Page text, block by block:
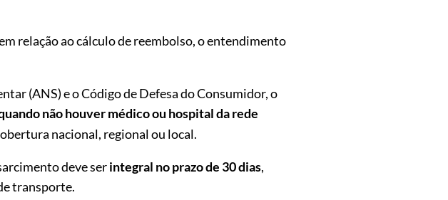
relação ao cálculo de reembolso, o entendimento
(ANS) e o Código de Defesa do Consumidor, o
não houver médico ou hospital da rede
nacional, regional ou local.
deve serintegral no prazo de 30 dias,
transporte.